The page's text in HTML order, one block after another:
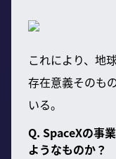
これにより、地
存在意義そのも
いる。
Q. SpaceXの事
ようなものか？